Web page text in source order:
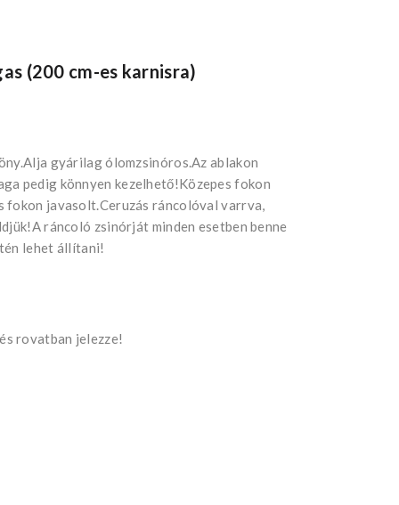
(200 cm-es karnisra)
gyárilag ólomzsinóros.Az ablakon
pedig könnyen kezelhető!Közepes fokon
fokon javasolt.Ceruzás ráncolóval varrva,
ráncoló zsinórját minden esetben benne
lehet állítani!
rovatban jelezze!